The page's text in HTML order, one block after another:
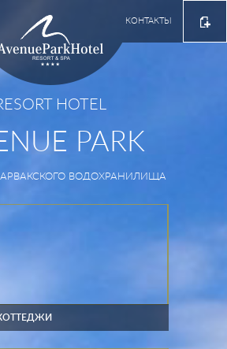
КОНТАКТЫ
HOTEL
PARK
ВОДОХРАНИЛИЩА